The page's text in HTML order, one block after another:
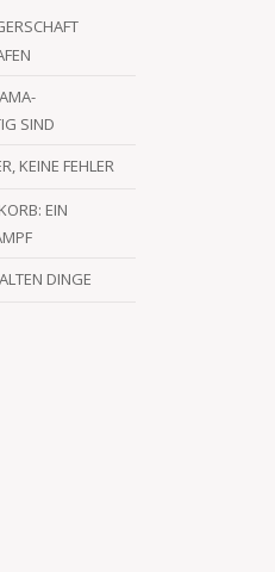
SIND
KEINE FEHLER
EIN
DINGE